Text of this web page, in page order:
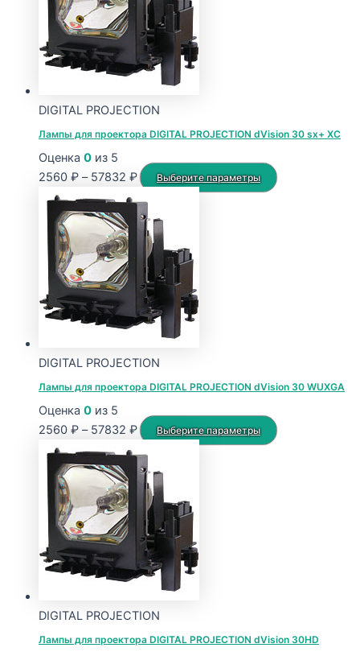
DIGITAL PROJECTION
Лампы для проектора DIGITAL PROJECTION dVision 30 sx+ XC
Оценка 0 из 5
2560 ₽ – 57832 ₽Диапазон
2560 ₽
–
57832 ₽
Выберите параметры
Этот
DIGITAL PROJECTION
Лампы для проектора DIGITAL PROJECTION dVision 30 WUXGA
Оценка 0 из 5
2560 ₽ – 57832 ₽Диапазон
2560 ₽
–
57832 ₽
Выберите параметры
Этот
DIGITAL PROJECTION
Лампы для проектора DIGITAL PROJECTION dVision 30HD